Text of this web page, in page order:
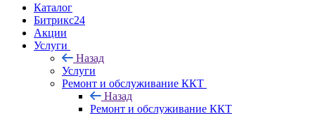
Каталог
Битрикс24
Акции
Услуги
Назад
Услуги
Ремонт и обслуживание ККТ
Назад
Ремонт и обслуживание ККТ